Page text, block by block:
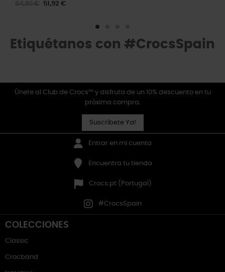
64,90 € 51,92 €
Etiquétanos con #CrocsSpain
Únete al Club de Crocs™ y disfruta de un 10% descuento en tu
próxima compra.
Suscríbete Ya!
Entrar en mi cuenta
Encuentra tu tienda
Crocs.pt (Portugal)
#CrocsSpain
COLECCIONES
Classic
Crocband